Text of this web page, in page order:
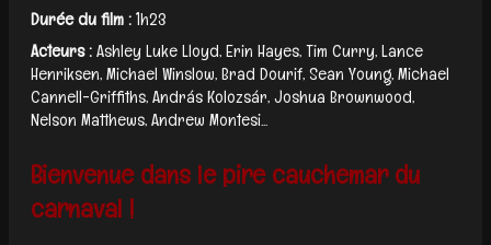
Durée du film :1h23
Acteurs :Ashley Luke Lloyd, Erin Hayes, Tim Curry, Lance
Henriksen, Michael Winslow, Brad Dourif, Sean Young, Michael
Cannell-Griffiths, András Kolozsár, Joshua Brownwood,
Nelson Matthews, Andrew Montesi...
Bienvenue dans le pire cauchemar du
carnaval !